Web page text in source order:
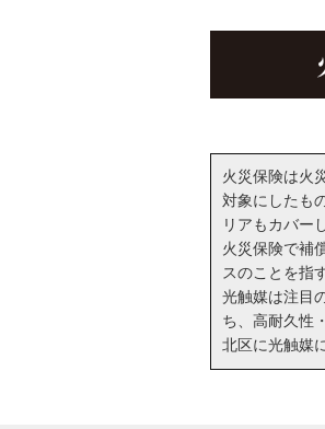
火災保険は火
対象にしたも
リアもカバー
火災保険で補
スのことを指
光触媒は注目
ち、高耐久性
北区に光触媒